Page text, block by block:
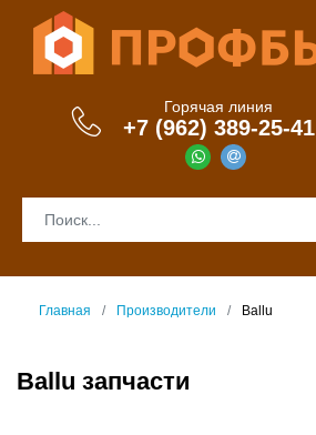
Горячая линия
+7 (962) 389-25-41
Главная Производители Ballu
Ballu запчасти